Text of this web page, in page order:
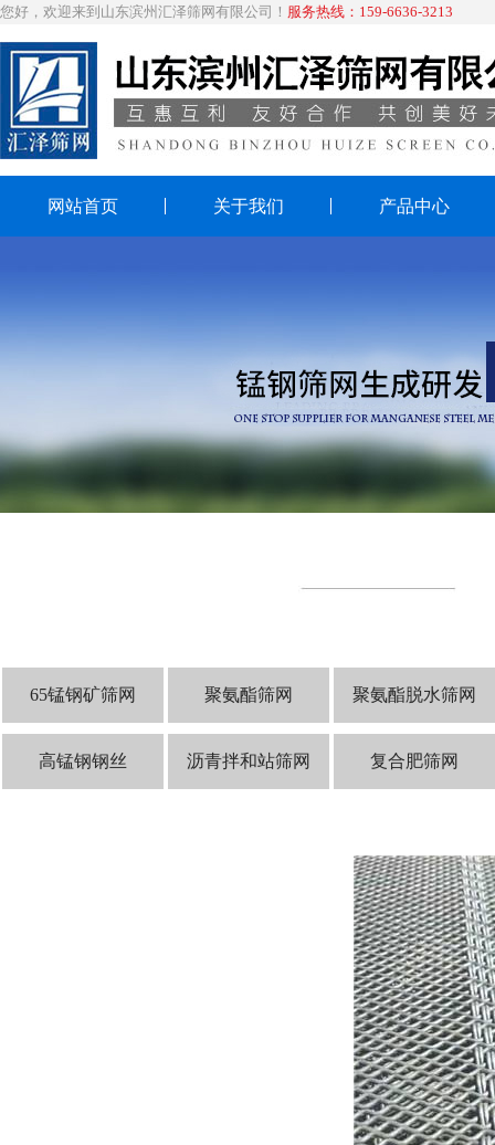
您好，欢迎来到山东滨州汇泽筛网有限公司！ 服务热线：159-6636-3213
网站首页 关于我们 产品中心
65锰钢矿筛网 聚氨酯筛网 聚氨酯脱水筛网
高锰钢钢丝 沥青拌和站筛网 复合肥筛网